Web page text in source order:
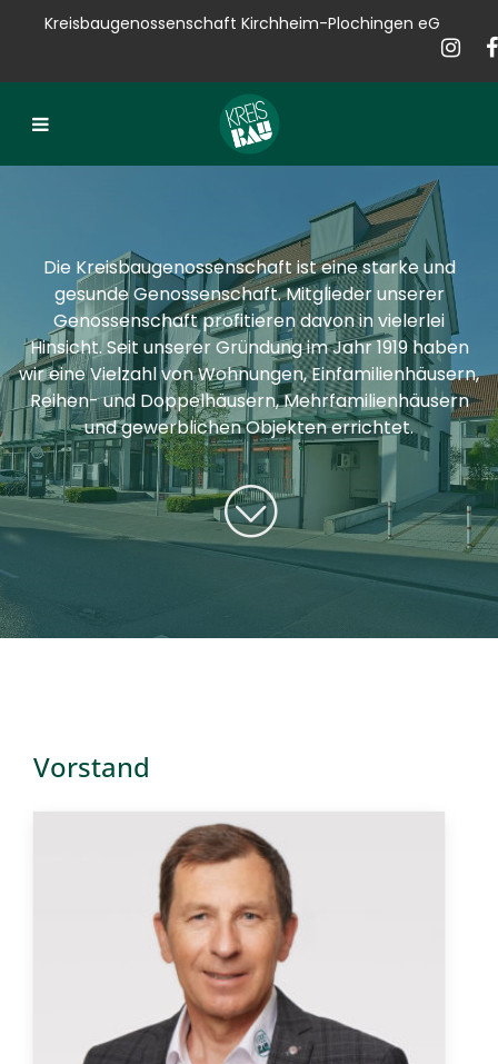
Bauen
Vermieten
Verwalten
Hausservice
Service
News
Kontakt
Kreisbaugenossenschaft Kirchheim-Plochingen eG
Die Kreisbaugenossenschaft ist eine starke und
gesunde Genossenschaft. Mitglieder unserer
Genossenschaft profitieren davon in vielerlei
Hinsicht. Seit unserer Gründung im Jahr 1919 haben
wir eine Vielzahl von Wohnungen, Einfamilienhäusern,
Reihen- und Doppelhäusern, Mehrfamilienhäusern
und gewerblichen Objekten errichtet.
Vorstand